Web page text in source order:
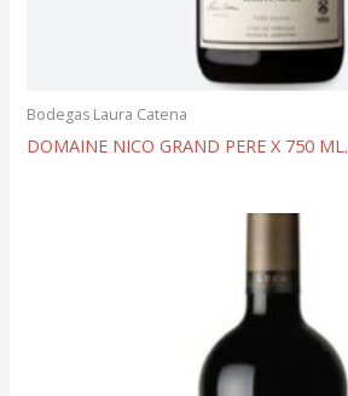
Bodegas Laura Catena
DOMAINE NICO GRAND PERE X 750 ML.